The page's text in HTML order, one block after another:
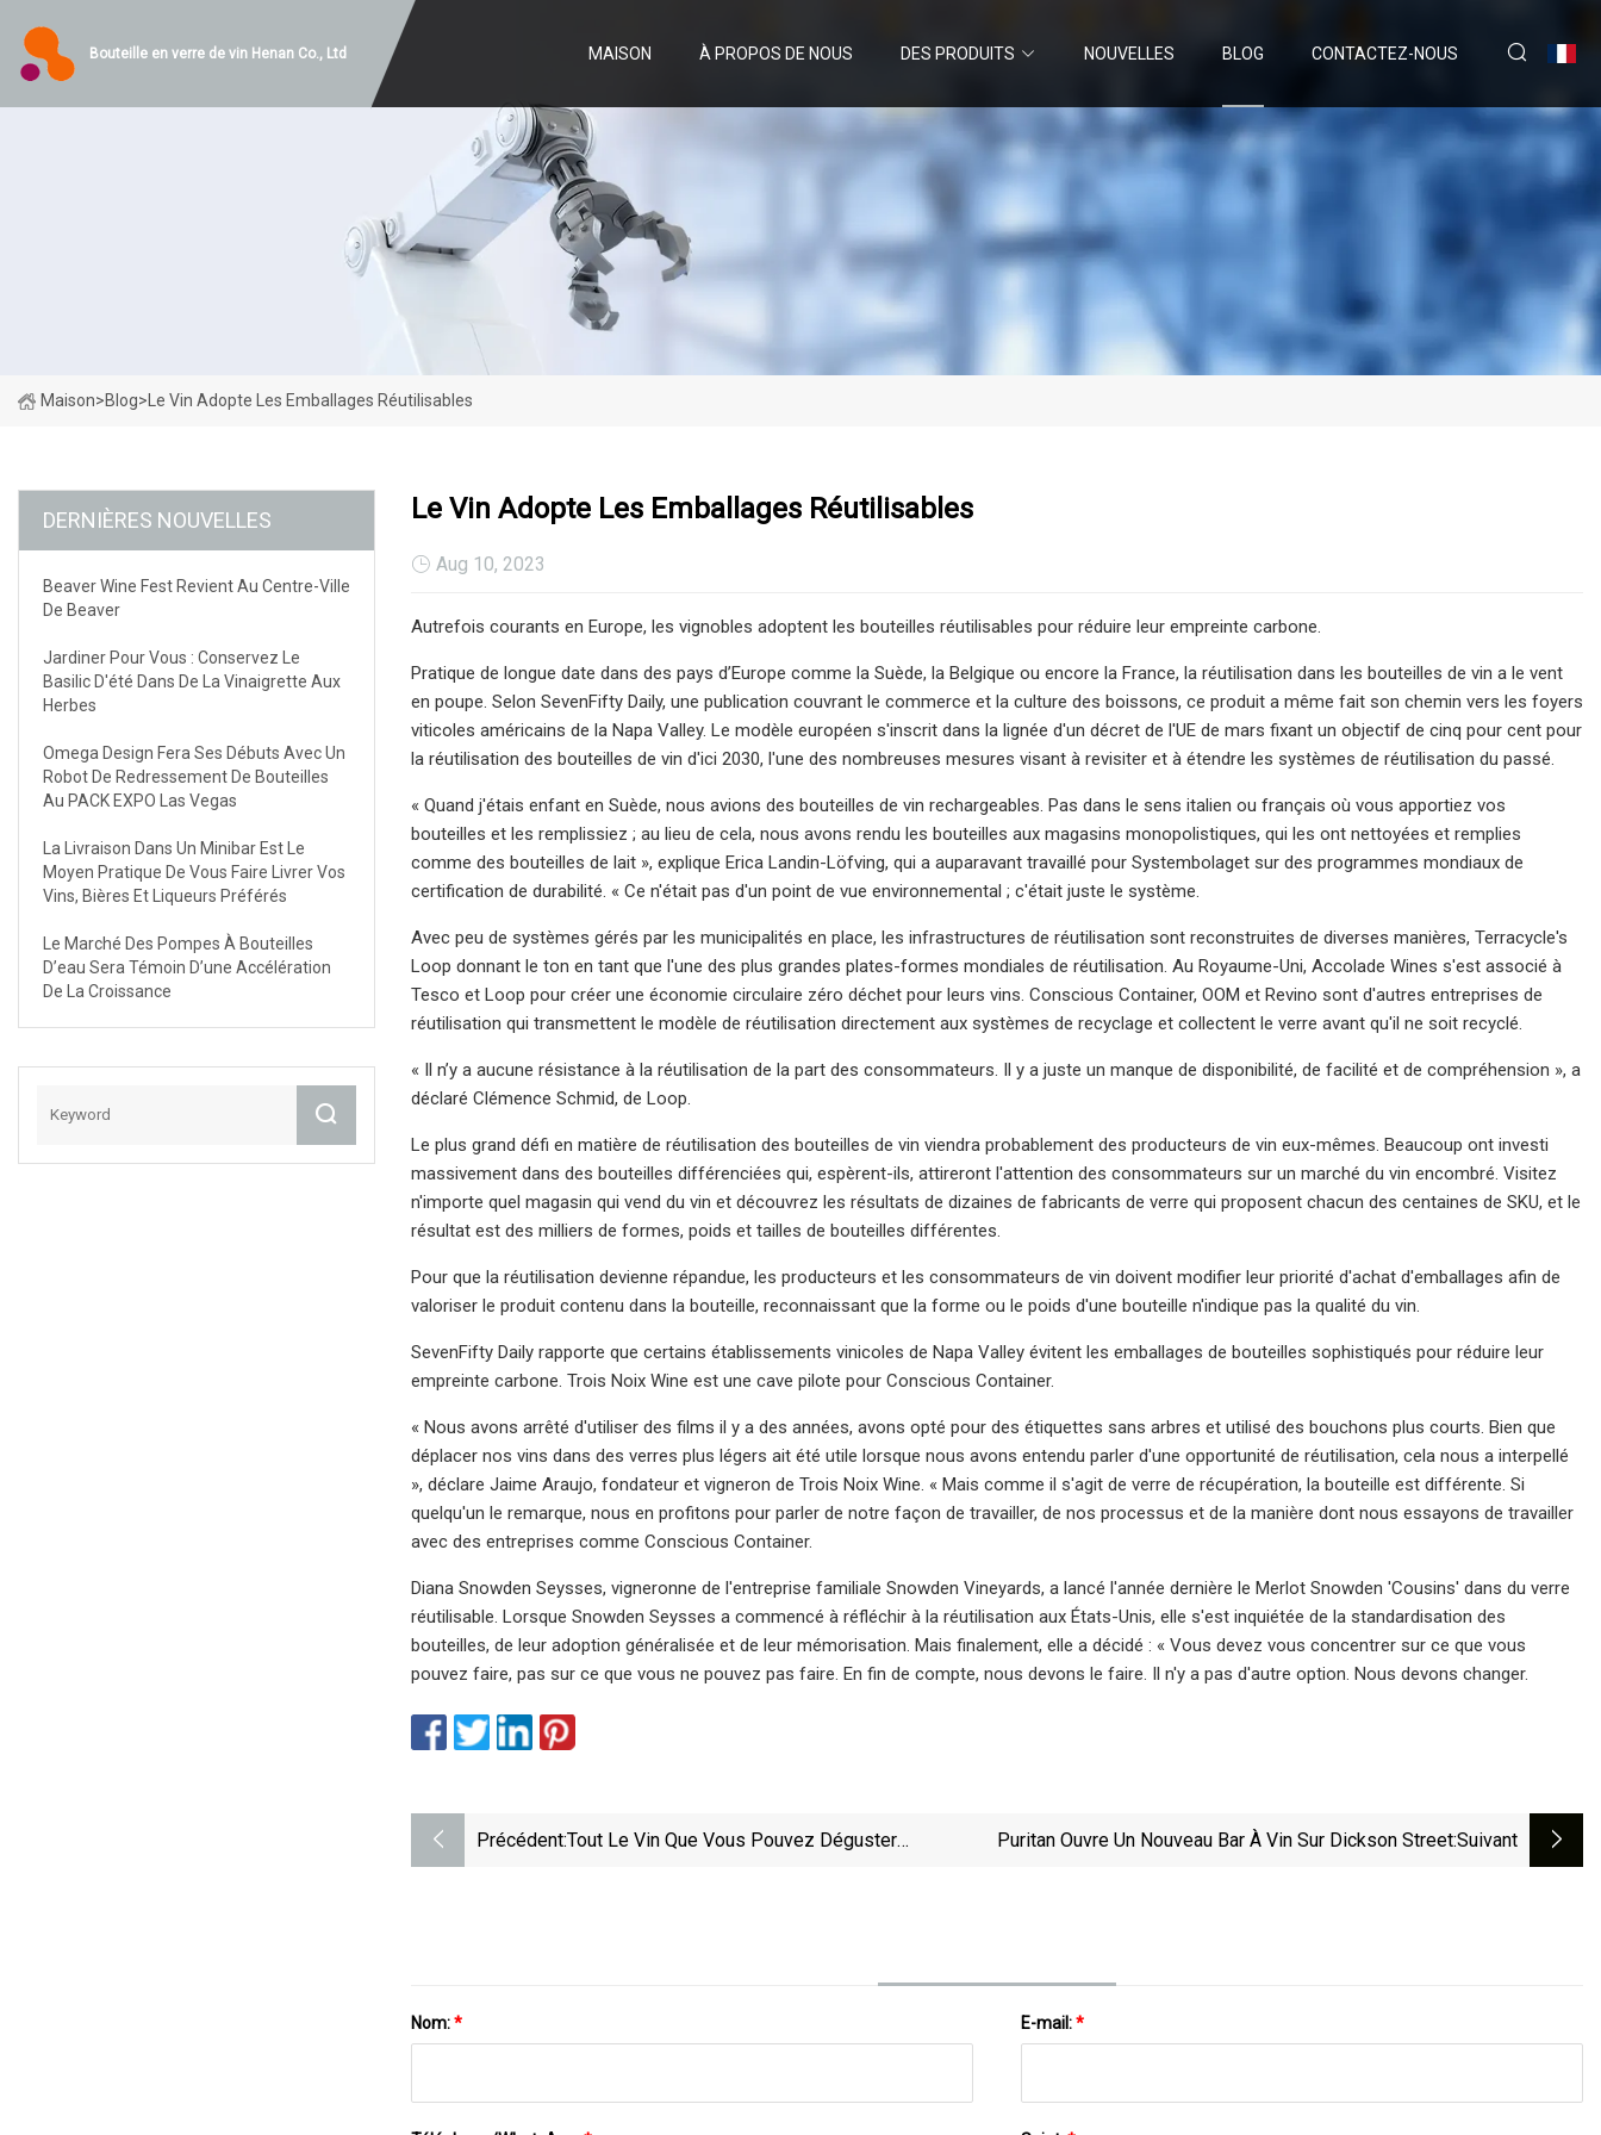
Bouteille en verre de vin Henan Co., Ltd MAISON À PROPOS DE NOUS DES PRODUITS NOUVELLES BLOG CONTACTEZ-NOUS
Maison>Blog> Le Vin Adopte Les Emballages Réutilisables
DERNIÈRES NOUVELLES
Beaver Wine Fest Revient Au Centre-Ville
De Beaver
Jardiner Pour Vous : Conservez Le
Basilic D'été Dans De La Vinaigrette Aux
Herbes
Omega Design Fera Ses Débuts Avec Un
Robot De Redressement De Bouteilles
Au PACK EXPO Las Vegas
La Livraison Dans Un Minibar Est Le
Moyen Pratique De Vous Faire Livrer Vos
Vins, Bières Et Liqueurs Préférés
Le Marché Des Pompes À Bouteilles
D’eau Sera Témoin D’une Accélération
De La Croissance
Le Vin Adopte Les Emballages Réutilisables
Aug 10, 2023
Autrefois courants en Europe, les vignobles adoptent les bouteilles réutilisables pour réduire leur empreinte carbone.
Pratique de longue date dans des pays d’Europe comme la Suède, la Belgique ou encore la France, la réutilisation dans les bouteilles de vin a le vent
en poupe. Selon SevenFifty Daily, une publication couvrant le commerce et la culture des boissons, ce produit a même fait son chemin vers les foyers
viticoles américains de la Napa Valley. Le modèle européen s'inscrit dans la lignée d'un décret de l'UE de mars fixant un objectif de cinq pour cent pour
la réutilisation des bouteilles de vin d'ici 2030, l'une des nombreuses mesures visant à revisiter et à étendre les systèmes de réutilisation du passé.
« Quand j'étais enfant en Suède, nous avions des bouteilles de vin rechargeables. Pas dans le sens italien ou français où vous apportiez vos
bouteilles et les remplissiez ; au lieu de cela, nous avons rendu les bouteilles aux magasins monopolistiques, qui les ont nettoyées et remplies
comme des bouteilles de lait », explique Erica Landin-Löfving, qui a auparavant travaillé pour Systembolaget sur des programmes mondiaux de
certification de durabilité. « Ce n'était pas d'un point de vue environnemental ; c'était juste le système.
Avec peu de systèmes gérés par les municipalités en place, les infrastructures de réutilisation sont reconstruites de diverses manières, Terracycle's
Loop donnant le ton en tant que l'une des plus grandes plates-formes mondiales de réutilisation. Au Royaume-Uni, Accolade Wines s'est associé à
Tesco et Loop pour créer une économie circulaire zéro déchet pour leurs vins. Conscious Container, OOM et Revino sont d'autres entreprises de
réutilisation qui transmettent le modèle de réutilisation directement aux systèmes de recyclage et collectent le verre avant qu'il ne soit recyclé.
« Il n’y a aucune résistance à la réutilisation de la part des consommateurs. Il y a juste un manque de disponibilité, de facilité et de compréhension », a
déclaré Clémence Schmid, de Loop.
Le plus grand défi en matière de réutilisation des bouteilles de vin viendra probablement des producteurs de vin eux-mêmes. Beaucoup ont investi
massivement dans des bouteilles différenciées qui, espèrent-ils, attireront l'attention des consommateurs sur un marché du vin encombré. Visitez
n'importe quel magasin qui vend du vin et découvrez les résultats de dizaines de fabricants de verre qui proposent chacun des centaines de SKU, et le
résultat est des milliers de formes, poids et tailles de bouteilles différentes.
Pour que la réutilisation devienne répandue, les producteurs et les consommateurs de vin doivent modifier leur priorité d'achat d'emballages afin de
valoriser le produit contenu dans la bouteille, reconnaissant que la forme ou le poids d'une bouteille n'indique pas la qualité du vin.
SevenFifty Daily rapporte que certains établissements vinicoles de Napa Valley évitent les emballages de bouteilles sophistiqués pour réduire leur
empreinte carbone. Trois Noix Wine est une cave pilote pour Conscious Container.
« Nous avons arrêté d'utiliser des films il y a des années, avons opté pour des étiquettes sans arbres et utilisé des bouchons plus courts. Bien que
déplacer nos vins dans des verres plus légers ait été utile lorsque nous avons entendu parler d'une opportunité de réutilisation, cela nous a interpellé
», déclare Jaime Araujo, fondateur et vigneron de Trois Noix Wine. « Mais comme il s'agit de verre de récupération, la bouteille est différente. Si
quelqu'un le remarque, nous en profitons pour parler de notre façon de travailler, de nos processus et de la manière dont nous essayons de travailler
avec des entreprises comme Conscious Container.
Diana Snowden Seysses, vigneronne de l'entreprise familiale Snowden Vineyards, a lancé l'année dernière le Merlot Snowden 'Cousins' dans du verre
réutilisable. Lorsque Snowden Seysses a commencé à réfléchir à la réutilisation aux États-Unis, elle s'est inquiétée de la standardisation des
bouteilles, de leur adoption généralisée et de leur mémorisation. Mais finalement, elle a décidé : « Vous devez vous concentrer sur ce que vous
pouvez faire, pas sur ce que vous ne pouvez pas faire. En fin de compte, nous devons le faire. Il n'y a pas d'autre option. Nous devons changer.
Précédent:Tout Le Vin Que Vous Pouvez Déguster
Puritan Ouvre Un Nouveau Bar À Vin Sur Dickson Street:suivant
Nom:* E-mail:*